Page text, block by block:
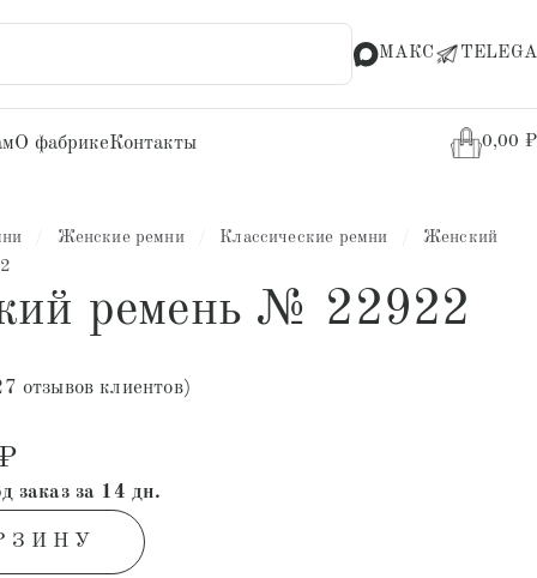
МАКС TELEGA
О фабрикеКонтакты 0,00 ₽
Женские ремни Классические ремни
Женский
ремень № 22922
отзывов клиентов)
₽
заказ за 14 дн.